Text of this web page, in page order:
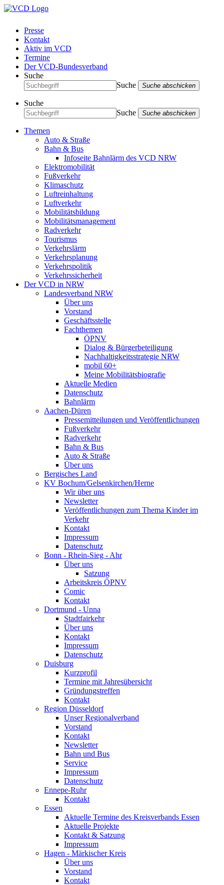
Presse
Kontakt
Aktiv im VCD
Termine
Der VCD-Bundesverband
Suche
Suche
Suche abschicken
Suche
Suche
Suche abschicken
Themen
Auto & Straße
Bahn & Bus
Infoseite Bahnlärm des VCD NRW
Elektromobilität
Fußverkehr
Klimaschutz
Luftreinhaltung
Luftverkehr
Mobilitätsbildung
Mobilitätsmanagement
Radverkehr
Tourismus
Verkehrslärm
Verkehrsplanung
Verkehrspolitik
Verkehrssicherheit
Der VCD in NRW
Landesverband NRW
Über uns
Vorstand
Geschäftsstelle
Fachthemen
ÖPNV
Dialog & Bürgerbeteiligung
Nachhaltigkeitsstrategie NRW
mobil 60+
Meine Mobilitätsbiografie
Aktuelle Medien
Datenschutz
Bahnlärm
Aachen-Düren
Pressemitteilungen und Veröffentlichungen
Fußverkehr
Radverkehr
Bahn & Bus
Auto & Straße
Über uns
Bergisches Land
KV Bochum/Gelsenkirchen/Herne
Wir über uns
Newsletter
Veröffentlichungen zum Thema Kinder im
Verkehr
Kontakt
Impressum
Datenschutz
Bonn - Rhein-Sieg - Ahr
Über uns
Satzung
Arbeitskreis ÖPNV
Comic
Kontakt
Dortmund - Unna
Stadtfairkehr
Über uns
Kontakt
Impressum
Datenschutz
Duisburg
Kurzprofil
Termine mit Jahresübersicht
Gründungstreffen
Kontakt
Region Düsseldorf
Unser Regionalverband
Vorstand
Kontakt
Newsletter
Bahn und Bus
Service
Impressum
Datenschutz
Ennepe-Ruhr
Kontakt
Essen
Aktuelle Termine des Kreisverbands Essen
Aktuelle Projekte
Kontakt & Satzung
Impressum
Hagen - Märkischer Kreis
Über uns
Vorstand
Kontakt